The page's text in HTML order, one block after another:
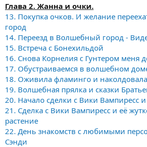
Глава 2. Жанна и очки.
13. Покупка очков. И желание
город
14. Переезд в Волшебный город -
15. Встреча с Бонехильдой
16. Снова Корнелия с Гунтером меня
17. Обустраиваемся в волшебном
18. Оживила фламинго и
19. Волшебная прялка и сказки
20. Начало сделки с Вики Вампиресс
21. Сделка с Вики Вампиресс и её
растение
22. День знакомств с любимыми
Сэнди